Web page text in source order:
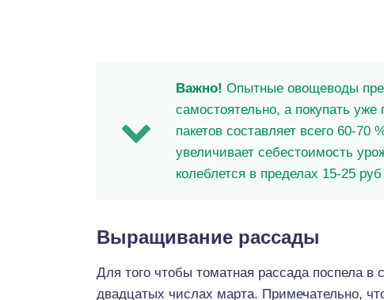
Важно! Опытные овощеводы
самостоятельно, а покупать уже
пакетов составляет всего 60-
увеличивает себестоимость
колеблется в пределах 15-25 руб
Выращивание рассады
Для того чтобы томатная рассада поспела в
двадцатых числах марта. Примечательно,